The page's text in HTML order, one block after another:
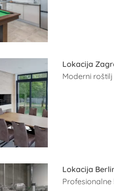
Lokacija
Moderni
Lokacija
Profesionalne